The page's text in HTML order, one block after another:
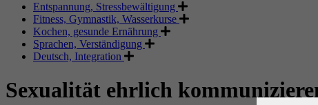
Entspannung, Stressbewältigung
Fitness, Gymnastik, Wasserkurse
Kochen, gesunde Ernährung
Sprachen, Verständigung
Deutsch, Integration
Sexualität ehrlich